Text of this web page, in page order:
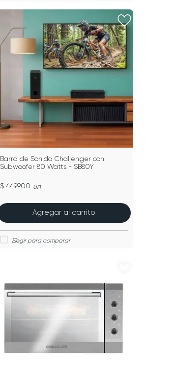
Barra de Sonido Challenger con
Subwoofer 80 Watts - SB80Y
$ 449.900 un
Agregar al carrito